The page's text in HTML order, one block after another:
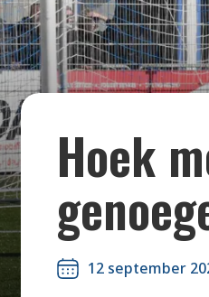
Hoek
12 september